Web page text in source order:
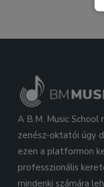
A B.M. Music
zenész-oktatói úgy
ezen a platformon
professzionális
mindenki számára